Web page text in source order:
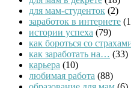
для мам-студенток (2)
заработок в интернете
истории успеха (79)
как бороться со
как заработать на… (33)
карьера (10)
любимая работа (88)